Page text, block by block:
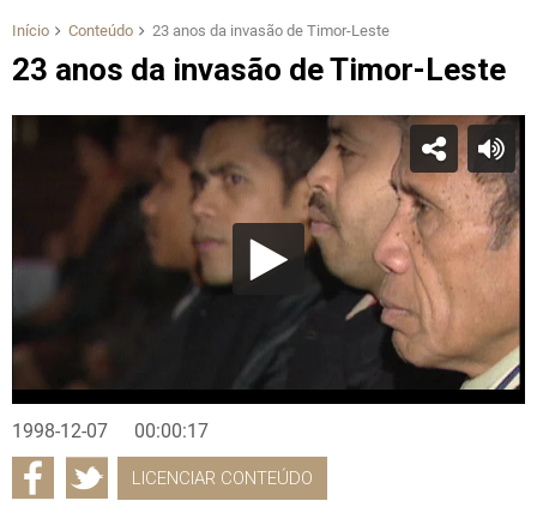
Início Conteúdo 23 anos da invasão de Timor-Leste
23 anos da invasão de Timor-Leste
1998-12-07 00:00:17
LICENCIAR CONTEÚDO